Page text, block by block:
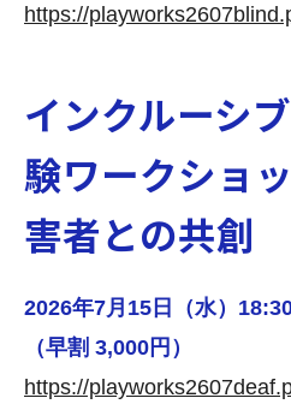
https://
インクルーシ
験ワークショ
害者との共創
2026年7月15日（水）
（早割 3,000円）
https://